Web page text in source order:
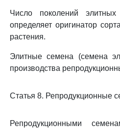
Число поколений
определяет оригинатор
растения.
Элитные семена (семена
производства
Статья 8. Репродукционные
Репродукционными